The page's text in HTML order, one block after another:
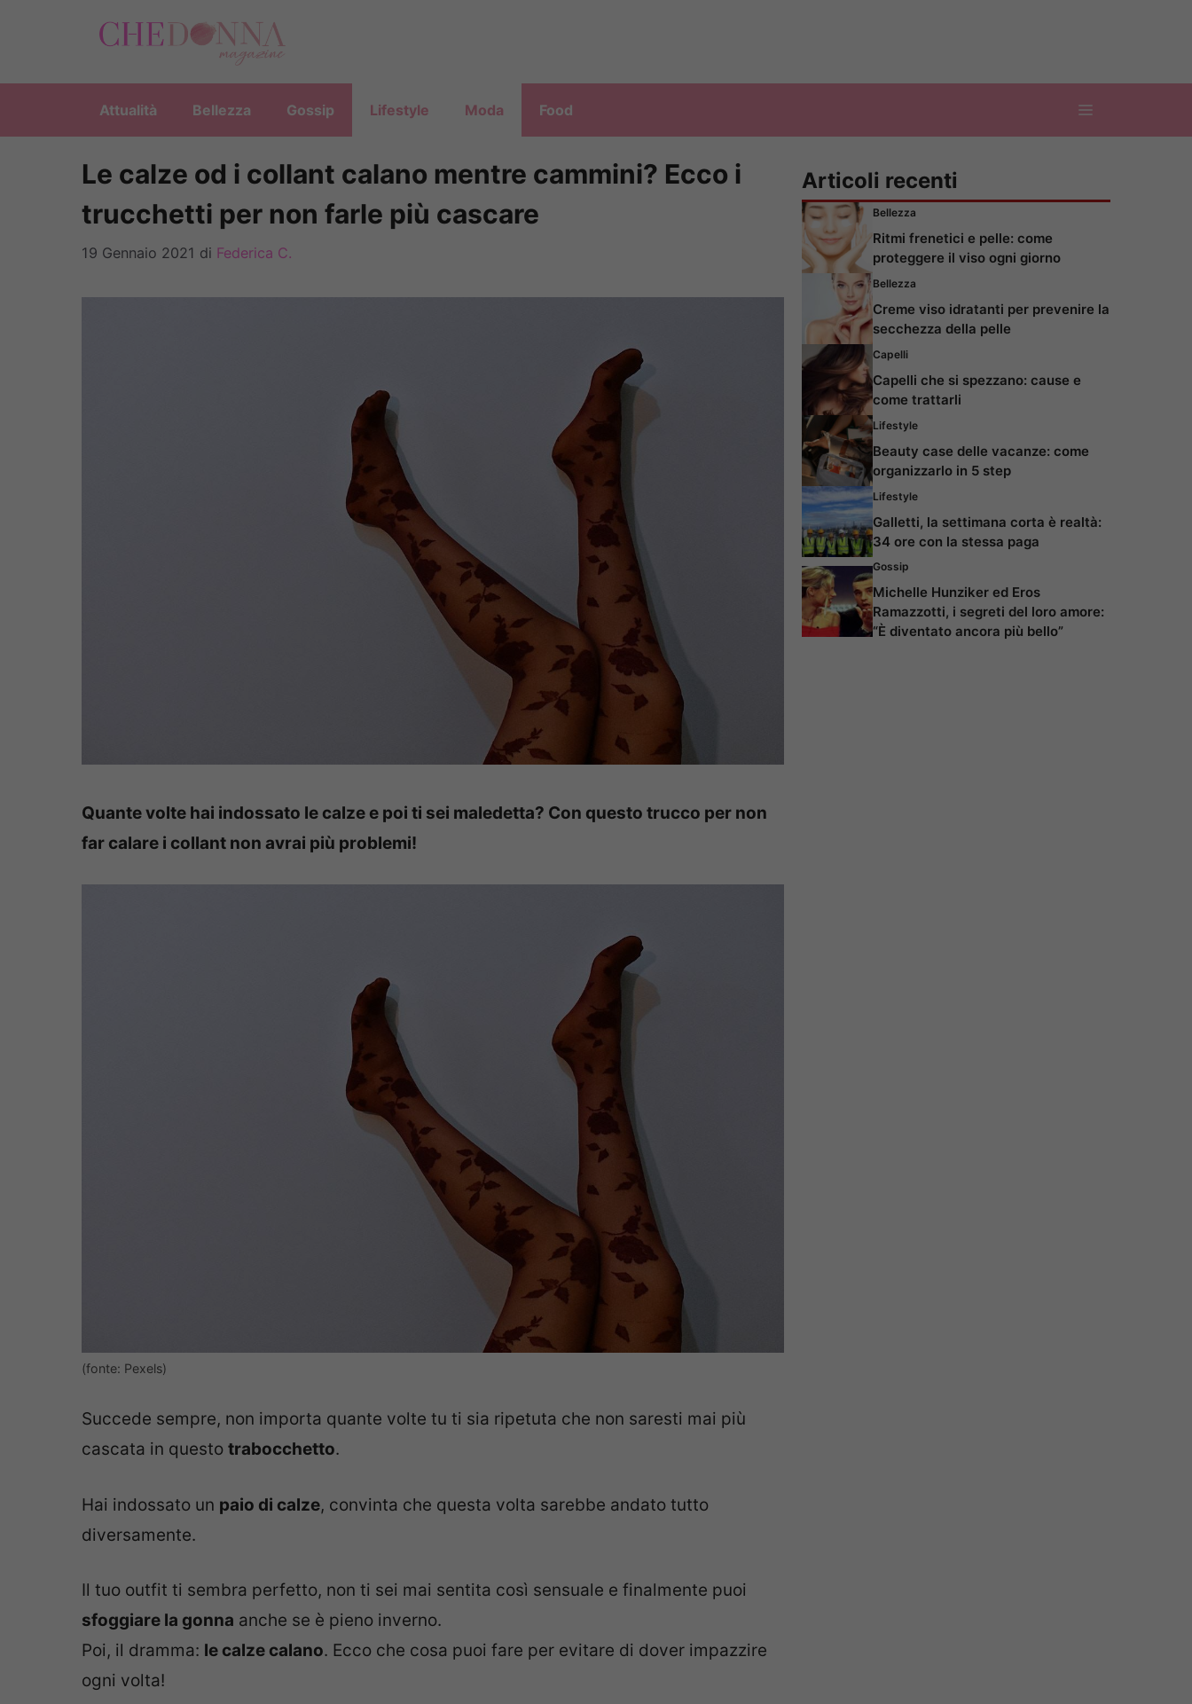
Attualità Bellezza Gossip Lifestyle Moda Food
Le calze od i collant calano mentre cammini? Ecco i
trucchetti per non farle più cascare
19 Gennaio 2021 di Federica C.
Quante volte hai indossato le calze e poi ti sei maledetta? Con questo trucco per non
far calare i collant non avrai più problemi!
(fonte: Pexels)
Succede sempre, non importa quante volte tu ti sia ripetuta che non saresti mai più
cascata in questo trabocchetto.
Hai indossato un paio di calze, convinta che questa volta sarebbe andato tutto
diversamente.
Il tuo outfit ti sembra perfetto, non ti sei mai sentita così sensuale e finalmente puoi
sfoggiare la gonna anche se è pieno inverno.
Poi, il dramma: le calze calano. Ecco che cosa puoi fare per evitare di dover impazzire
ogni volta!
Articoli recenti
Bellezza
Ritmi frenetici e pelle: come
proteggere il viso ogni giorno
Bellezza
Creme viso idratanti per prevenire la
secchezza della pelle
Capelli
Capelli che si spezzano: cause e
come trattarli
Lifestyle
Beauty case delle vacanze: come
organizzarlo in 5 step
Lifestyle
Galletti, la settimana corta è realtà:
34 ore con la stessa paga
Gossip
Michelle Hunziker ed Eros
Ramazzotti, i segreti del loro amore:
“È diventato ancora più bello”